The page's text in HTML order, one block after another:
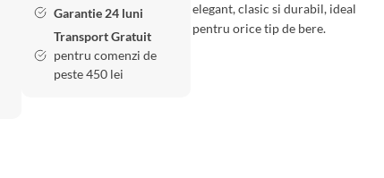
e
S
e
Garantie 24 luni
Transport Gratuit
pentru comenzi de
peste 450 lei
elegant, clasic si durabil, ideal
pentru orice tip de bere.